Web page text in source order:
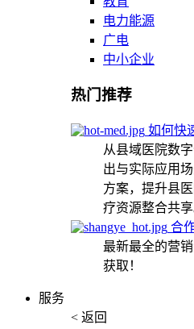
电力能源
广电
中小企业
热门推荐
如何快
从县域医院数
出与实际应用
方案，提升县
疗资源整合共享
合
最新最全的营
获取！
服务
< 返回